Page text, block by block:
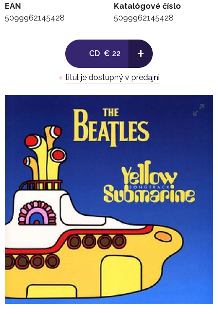
8. Sgt Pepper's Lonely Hearts Club Band
9. With A Little Help From My Friends
10. Baby You're A Rich Man
12. All You Need Is Love
13. When I'm Sixty Four
14. Nowhere Man
15. It's All Too Much
EAN
5099962145428
Katalógové číslo
5099962145428
CD € 22 +
● titul je dostupný v predajni